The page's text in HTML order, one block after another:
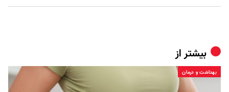
بیشتر از
بهداشت و درمان